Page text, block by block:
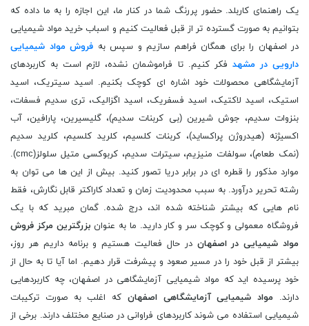
یک راهنمای کاربلد. حضور پررنگ شما در کنار ما، این اجازه را به ما داده که
بتوانیم به صورت گسترده تر از قبل فعالیت کنیم و اسباب خرید مواد شیمیایی
در اصفهان را برای همگان فراهم سازیم و سپس به فروش مواد شیمیایی
دارویی در مشهد فکر کنیم. تا فراموشمان نشده، لازم است به کاربردهای
آزمایشگاهی محصولات خود اشاره ای کوچک بکنیم. اسید سیتریک، اسید
استیک، اسید لاکتیک، اسید فسفریک، اسید اگزالیک، تری سدیم فسفات،
بنزوات سدیم، جوش شیرین (بی کربنات سدیم)، گلیسیرین، پارافین، آب
اکسیژنه (هیدروژن پراکساید)، کربنات کلسیم، کلرید کلسیم، کلرید سدیم
(نمک طعام)، سولفات منیزیم، سیترات سدیم، کربوکسی متیل سلولز(cmc).
موارد مذکور را قطره ای در برابر دریا تصور کنید. بیش از این ها می توان به
رشته تحریر درآورد. به سبب محدودیت زمان و تعداد کاراکتر قابل نگارش، فقط
نام هایی که بیشتر شناخته شده اند، درج شده. گمان مبرید که با یک
فروشگاه معمولی و کوچک سر و کار دارید. ما به عنوان بزرگترین مرکز فروش
مواد شیمیایی در اصفهان در حال فعالیت هستیم و برنامه داریم هر روز،
بیشتر از قبل خود را در مسیر صعود و پیشرفت قرار دهیم. اما آیا تا به حال از
خود پرسیده اید که مواد شیمیایی آزمایشگاهی در اصفهان، چه کاربردهایی
دارند. مواد شیمیایی آزمایشگاهی اصفهان که اغلب به صورت ترکیبات
شیمیایی استفاده می شوند کاربردهای فراوانی در صنایع مختلف دارند. برخی از